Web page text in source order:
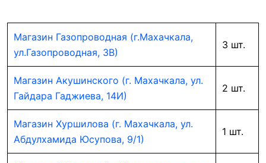
Магазин Газопроводная (г.Махачкала,
ул.Газопроводная, 3В)
3 шт.
Магазин Акушинского (г. Махачкала, ул.
Гайдара Гаджиева, 14И)
2 шт.
Магазин Хуршилова (г. Махачкала, ул.
Абдулхамида Юсупова, 9/1)
1 шт.